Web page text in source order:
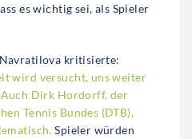
es wichtig sei, als Spieler
kritisierte:
wird versucht, uns weiter
Auch Dirk Hordorff, der
Tennis Bundes (DTB),
Spieler würden